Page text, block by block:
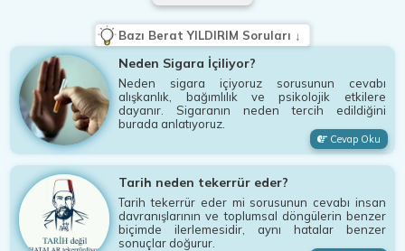
Bazı Berat YILDIRIM Soruları ↓
Neden Sigara İçiliyor?
Neden sigara içiyoruz sorusunun cevabı
alışkanlık, bağımlılık ve psikolojik etkilere
dayanır. Sigaranın neden tercih edildiğini
burada anlatıyoruz.
Cevap Oku
Tarih neden tekerrür eder?
Tarih tekerrür eder mi sorusunun cevabı insan
davranışlarının ve toplumsal döngülerin benzer
biçimde ilerlemesidir, aynı hatalar benzer
sonuçlar doğurur.